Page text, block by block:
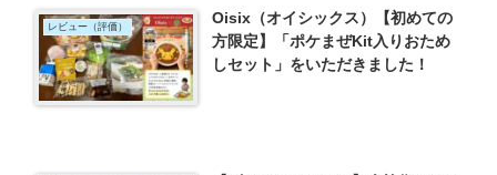
レビュー（評価）
Oisix（オイシックス）【初めての
方限定】「ポケまぜKit入りおため
しセット」をいただきました！